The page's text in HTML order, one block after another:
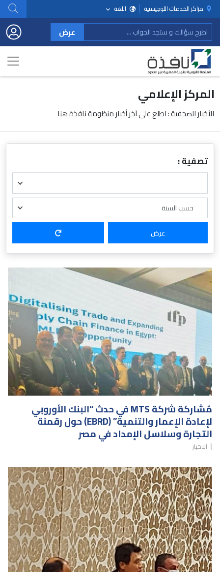
مراكز الخدمات اللوجيستية اللغة
عرض
المركز الإعلامي
الأخبار الصحفية : اطلع على آخر أخبار منظومة نافذة هنا
تصفية :
عرض
مارس ٥، ٢٠٢٥
مٌشاركة شركة MTS في حدث “البنك الأوروبي
لإعادة الإعمار والتنمية” (EBRD) حول رقمنة
التجارة وسلاسل الإمداد في مصر
الاخبار